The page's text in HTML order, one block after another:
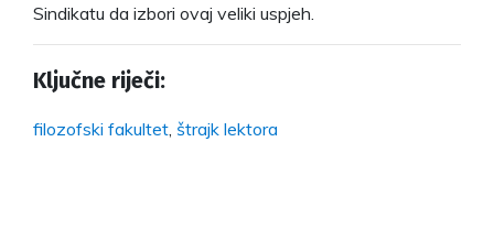
Sindikatu da izbori ovaj veliki uspjeh.
Ključne riječi:
filozofski fakultet, štrajk lektora